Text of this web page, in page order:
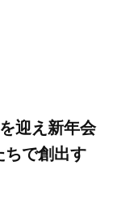
迎え新年会
ちで創出す